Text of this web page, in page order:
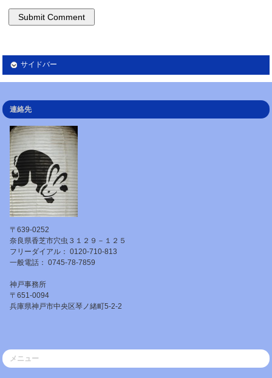
サイドバー
連絡先
〒639-0252
奈良県香芝市穴虫３１２９－１２５
フリーダイアル： 0120-710-813
一般電話： 0745-78-7859
神戸事務所
〒651-0094
兵庫県神戸市中央区琴ノ緒町5-2-2
メニュー